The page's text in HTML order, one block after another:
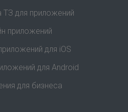
ТЗ для приложений
приложений
для iOS
для Android
для бизнеса